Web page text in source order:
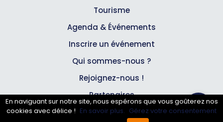
Tourisme
Agenda & Événements
Inscrire un événement
Qui sommes-nous ?
Rejoignez-nous !
Partenaires
En naviguant sur notre site, nous espérons que vous goûterez nos
cookies avec délice ! En savoir plus. Gérez votre consentement